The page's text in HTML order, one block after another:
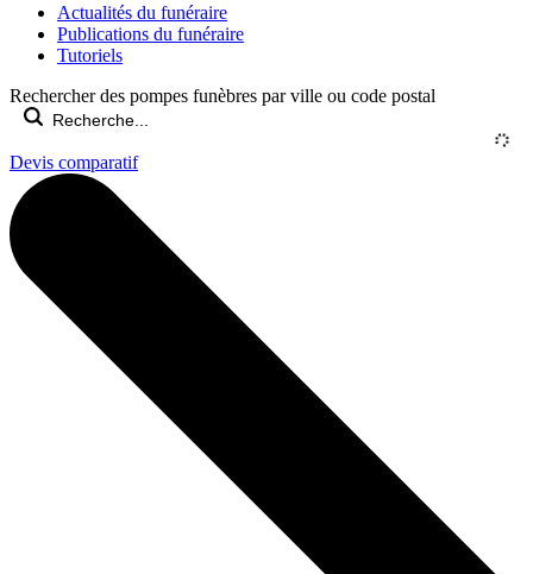
Actualités du funéraire
Publications du funéraire
Tutoriels
Rechercher des pompes funèbres par ville ou code postal
Devis comparatif